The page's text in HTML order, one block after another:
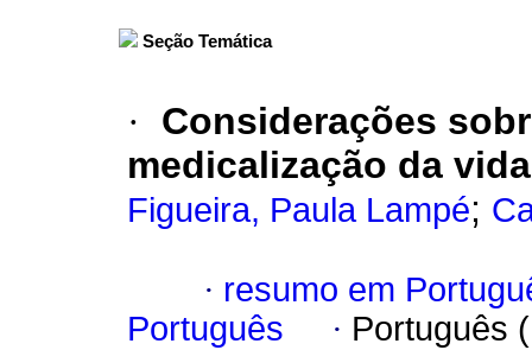
Seção Temática
·
Considerações
medicalização da vida
Figueira, Paula Lampé;
· resumo em
Português
· Português